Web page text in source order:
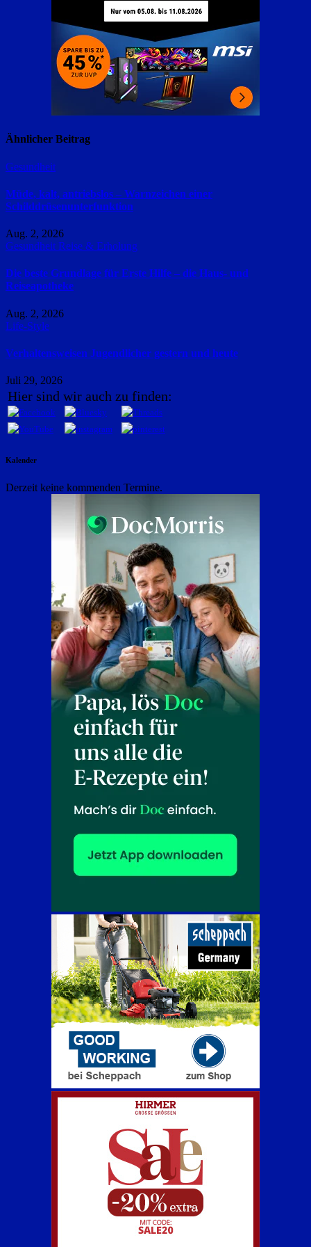
Ähnlicher Beitrag
Gesundheit
Müde, kalt, antriebslos – Warnzeichen einer
Schilddrüsenunterfunktion
Aug. 2, 2026
Gesundheit Reise & Erholung
Die beste Grundlage für Erste Hilfe – die Haus- und
Reiseapotheke
Aug. 2, 2026
Life-Style
Verhaltensweisen Jugendlicher gestern und heute
Juli 29, 2026
Hier sind wir auch zu finden:
Kalender
Derzeit keine kommenden Termine.